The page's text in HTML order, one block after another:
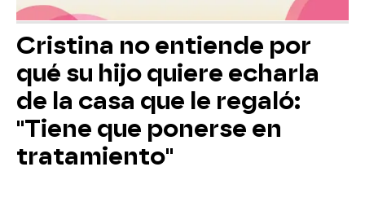
Cristina no entiende por
qué su hijo quiere echarla
de la casa que le regaló:
"Tiene que ponerse en
tratamiento"